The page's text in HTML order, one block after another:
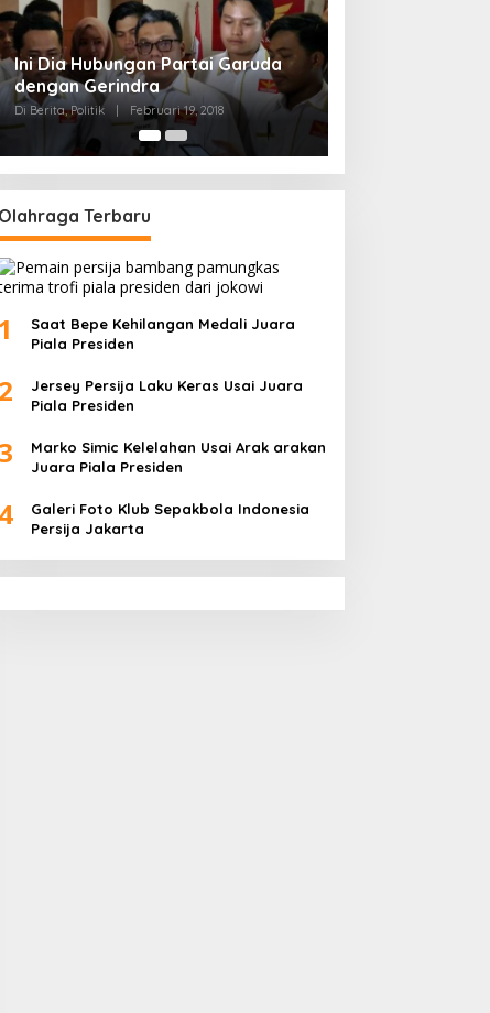
Partai Garuda
19, 2018
Strategi PPP Menangkan Duet
Ganjar dan Gus Yasin
Di Berita, Politik | Februari 19, 2018
Olahraga Terbaru
1
Saat Bepe Kehilangan Medali Juara
Piala Presiden
2
Jersey Persija Laku Keras Usai Juara
Piala Presiden
3
Marko Simic Kelelahan Usai Arak arakan
Juara Piala Presiden
4
Galeri Foto Klub Sepakbola Indonesia
Persija Jakarta